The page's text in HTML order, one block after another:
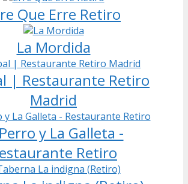
Que Erre Retiro
La Mordida
| Restaurante Retiro
Madrid
y La Galleta -
Retiro